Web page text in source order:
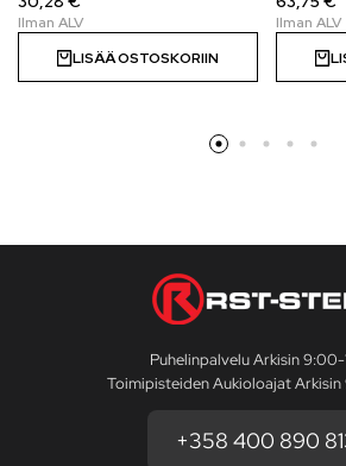
LISÄÄ OSTOSKORIIN
Puhelinpalvelu Arkisin
Toimipisteiden Aukioloajat
+358 400 890